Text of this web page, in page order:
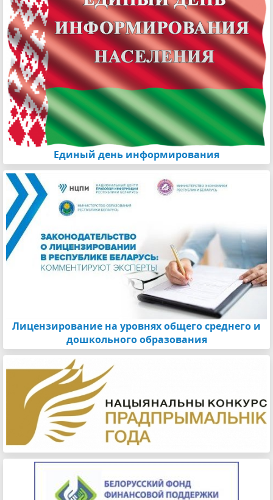
Единый день информирования
Лицензирование на уровнях общего среднего и
дошкольного образования